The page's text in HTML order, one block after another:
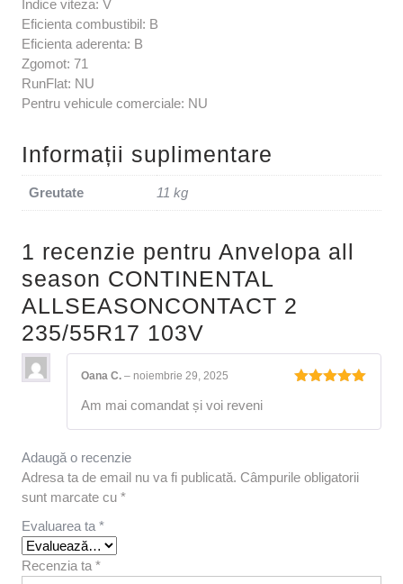
Indice viteza: V
Eficienta combustibil: B
Eficienta aderenta: B
Zgomot: 71
RunFlat: NU
Pentru vehicule comerciale: NU
Informații suplimentare
Greutate 11 kg
1 recenzie pentru Anvelopa all
season CONTINENTAL
ALLSEASONCONTACT 2
235/55R17 103V
Oana C. – noiembrie 29, 2025
Am mai comandat și voi reveni
Adaugă o recenzie
Adresa ta de email nu va fi publicată. Câmpurile obligatorii
sunt marcate cu *
Evaluarea ta *
Recenzia ta *